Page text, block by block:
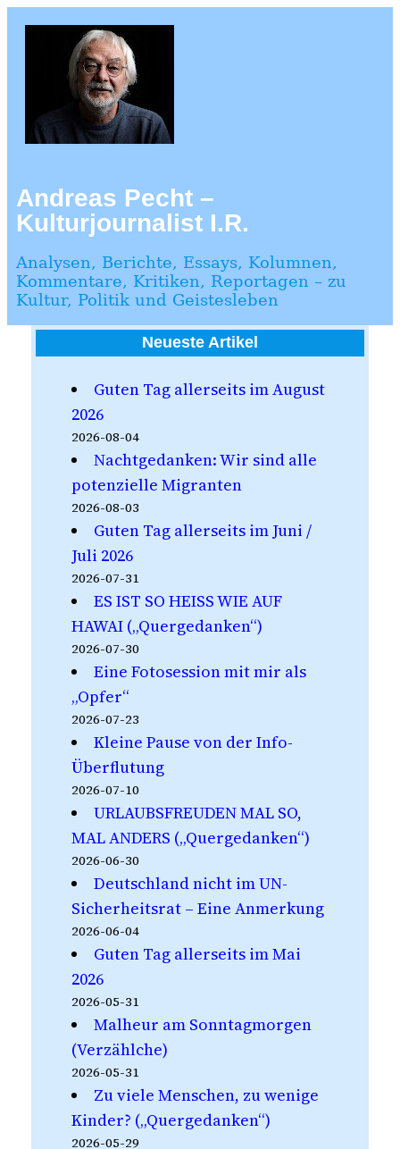
springen
Andreas Pecht –
Kulturjournalist I.R.
Analysen, Berichte, Essays, Kolumnen,
Kommentare, Kritiken, Reportagen – zu
Kultur, Politik und Geistesleben
Neueste Artikel
Guten Tag allerseits im August
2026
2026-08-04
Nachtgedanken: Wir sind alle
potenzielle Migranten
2026-08-03
Guten Tag allerseits im Juni /
Juli 2026
2026-07-31
ES IST SO HEISS WIE AUF
HAWAI („Quergedanken“)
2026-07-30
Eine Fotosession mit mir als
„Opfer“
2026-07-23
Kleine Pause von der Info-
Überflutung
2026-07-10
URLAUBSFREUDEN MAL SO,
MAL ANDERS („Quergedanken“)
2026-06-30
Deutschland nicht im UN-
Sicherheitsrat – Eine Anmerkung
2026-06-04
Guten Tag allerseits im Mai
2026
2026-05-31
Malheur am Sonntagmorgen
(Verzählche)
2026-05-31
Zu viele Menschen, zu wenige
Kinder? („Quergedanken“)
2026-05-29